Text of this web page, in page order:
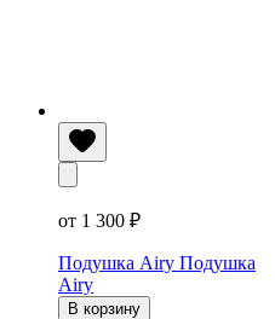
от 1 300 ₽
Подушка Airy Подушка
Airy
В корзину